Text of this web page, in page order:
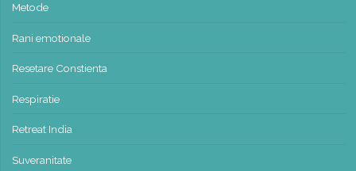
Metode
Rani emotionale
Resetare Constienta
Respiratie
Retreat India
Suveranitate